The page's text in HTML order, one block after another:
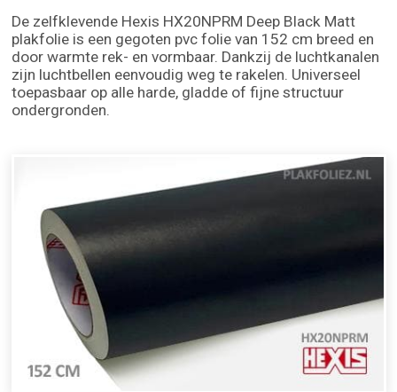
De zelfklevende Hexis HX20NPRM Deep Black Matt
plakfolie is een gegoten pvc folie van 152 cm breed en
door warmte rek- en vormbaar. Dankzij de luchtkanalen
zijn luchtbellen eenvoudig weg te rakelen. Universeel
toepasbaar op alle harde, gladde of fijne structuur
ondergronden.